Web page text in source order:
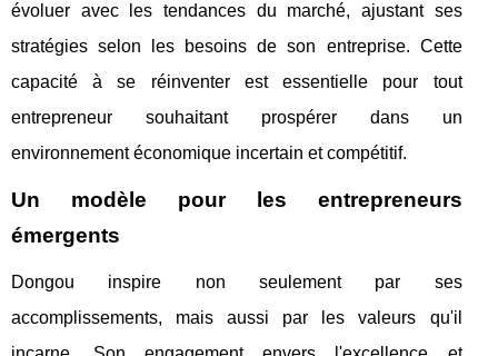
évoluer avec les tendances du marché, ajustant ses
stratégies selon les besoins de son entreprise. Cette
capacité à se réinventer est essentielle pour tout
entrepreneur souhaitant prospérer dans un
environnement économique incertain et compétitif.
Un modèle pour les entrepreneurs
émergents
Dongou inspire non seulement par ses
accomplissements, mais aussi par les valeurs qu'il